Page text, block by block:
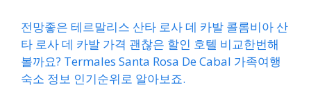
전망좋은 테르말리스 산타 로사 데 카발 콜롬비아 산
타 로사 데 카발 가격 괜찮은 할인 호텔 비교한번해
볼까요? Termales Santa Rosa De Cabal 가족여행
숙소 정보 인기순위로 알아보죠.